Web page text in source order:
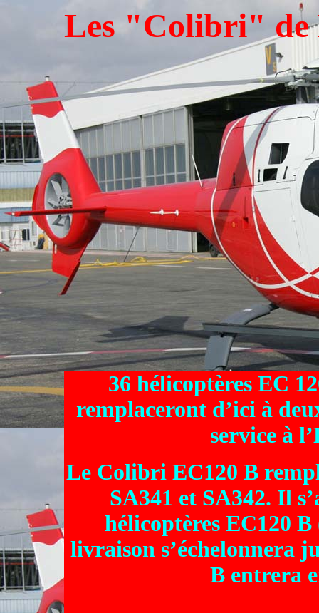
Les "Colibri" de
36 hélicoptères EC
remplaceront d’ici à
service à
Le Colibri EC120 B
SA341 et SA342. Il
hélicoptères EC120
livraison s’échelonnera
B entrera